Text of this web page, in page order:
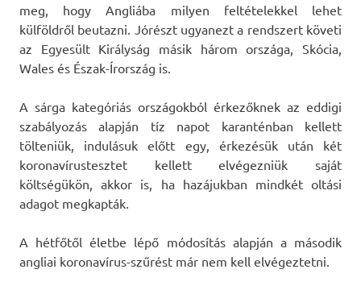
meg, hogy Angliába milyen feltételekkel lehet
külföldről beutazni. Jórészt ugyanezt a rendszert követi
az Egyesült Királyság másik három országa, Skócia,
Wales és Észak-Írország is.
A sárga kategóriás országokból érkezőknek az eddigi
szabályozás alapján tíz napot karanténban kellett
tölteniük, indulásuk előtt egy, érkezésük után két
koronavírustesztet kellett elvégezniük saját
költségükön, akkor is, ha hazájukban mindkét oltási
adagot megkapták.
A hétfőtől életbe lépő módosítás alapján a második
angliai koronavírus-szűrést már nem kell elvégeztetni.